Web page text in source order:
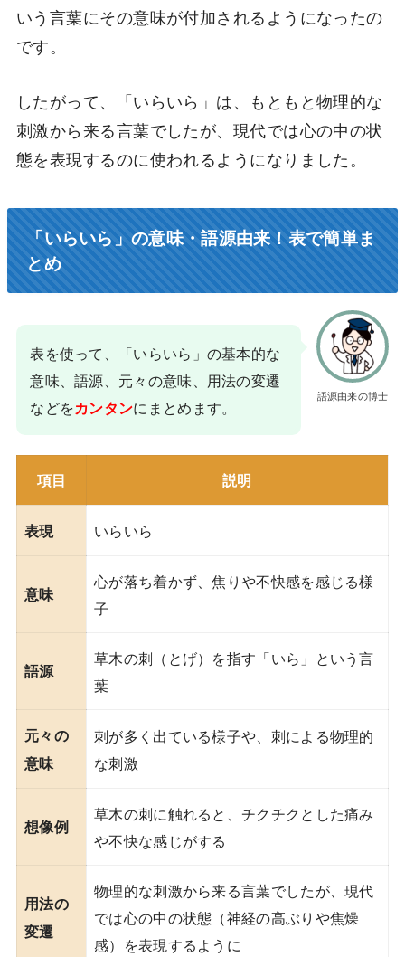
いう言葉にその意味が付加されるようになったの
です。
したがって、「いらいら」は、もともと物理的な
刺激から来る言葉でしたが、現代では心の中の状
態を表現するのに使われるようになりました。
「いらいら」の意味・語源由来！表で簡単ま
とめ
語源由来の博士
表を使って、「いらいら」の基本的な
意味、語源、元々の意味、用法の変遷
などをカンタンにまとめます。
項目 説明
表現 いらいら
意味
心が落ち着かず、焦りや不快感を感じる様
子
語源
草木の刺（とげ）を指す「いら」という言
葉
元々の
意味
刺が多く出ている様子や、刺による物理的
な刺激
想像例
草木の刺に触れると、チクチクとした痛み
や不快な感じがする
用法の
変遷
物理的な刺激から来る言葉でしたが、現代
では心の中の状態（神経の高ぶりや焦燥
感）を表現するように